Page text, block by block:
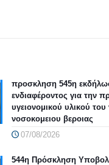
προσκληση 545η
ενδιαφέροντος για την
υγειονομικού υλικού του
νοσοκομειου βεροιας
07/08/2026
544η Πρόσκληση